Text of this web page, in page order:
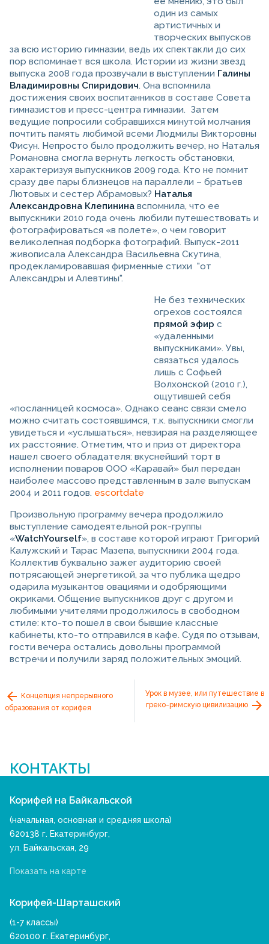
один из самых
артистичных и
творческих выпусков
за всю историю гимназии, ведь их спектакли до сих
пор вспоминает вся школа. Истории из жизни звезд
выпуска 2008 года прозвучали в выступлении Галины
Владимировны Спиридович. Она вспомнила
достижения своих воспитанников в составе Совета
гимназистов и пресс-центра гимназии. Затем
ведущие попросили собравшихся минутой молчания
почтить память любимой всеми Людмилы Викторовны
Фисун. Непросто было продолжить вечер, но Наталья
Романовна смогла вернуть легкость обстановки,
характеризуя выпускников 2009 года. Кто не помнит
сразу две пары близнецов на параллели – братьев
Лютовых и сестер Абрамовых? Наталья
Александровна Клепинина вспомнила, что ее
выпускники 2010 года очень любили путешествовать и
фотографироваться «в полете», о чем говорит
великолепная подборка фотографий. Выпуск-2011
живописала Александра Васильевна Скутина,
продекламировавшая фирменные стихи "от
Александры и Алевтины".
Не без технических
огрехов состоялся
прямой эфир с
«удаленными
выпускниками». Увы,
связаться удалось
лишь с Софьей
Волхонской (2010 г.),
ощутившей себя
«посланницей космоса». Однако сеанс связи смело
можно считать состоявшимся, т.к. выпускники смогли
увидеться и «услышаться», невзирая на разделяющее
их расстояние. Отметим, что и приз от директора
нашел своего обладателя: вкуснейший торт в
исполнении поваров ООО «Каравай» был передан
наиболее массово представленным в зале выпускам
2004 и 2011 годов. escortdate
Произвольную программу вечера продолжило
выступление самодеятельной рок-группы
«WatchYourself», в составе которой играют Григорий
Калужский и Тарас Мазепа, выпускники 2004 года.
Коллектив буквально зажег аудиторию своей
потрясающей энергетикой, за что публика щедро
одарила музыкантов овациями и одобряющими
окриками. Общение выпускников друг с другом и
любимыми учителями продолжилось в свободном
стиле: кто-то пошел в свои бывшие классные
кабинеты, кто-то отправился в кафе. Судя по отзывам,
гости вечера остались довольны программой
встречи и получили заряд положительных эмоций.
Концепция непрерывного
образования от корифея
Урок в музее, или путешествие в
греко-римскую цивилизацию
КОНТАКТЫ
Корифей на Байкальской
(начальная, основная и средняя школа)
620138 г. Екатеринбург,
ул. Байкальская, 29
Показать на карте
Корифей-Шарташский
(1-7 классы)
620100 г. Екатеринбург,